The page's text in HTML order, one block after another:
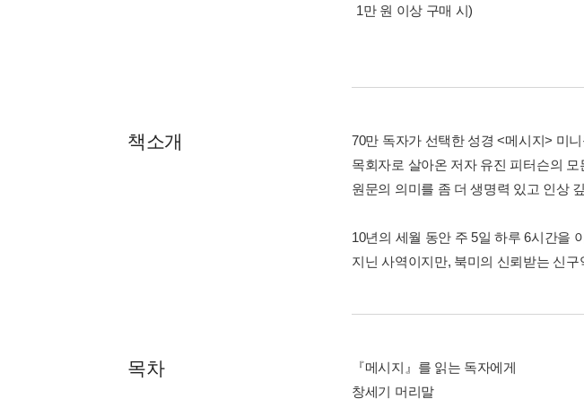
1만 원 이상 구매 시)
책소개
70만 독자가 선택한 성경 <메시지> 미
목회자로 살아온 저자 유진 피터슨의
원문의 의미를 좀 더 생명력 있고 인상
10년의 세월 동안 주 5일 하루 6시간을
지닌 사역이지만, 북미의 신뢰받는 신
목차
『메시지』를 읽는 독자에게
창세기 머리말